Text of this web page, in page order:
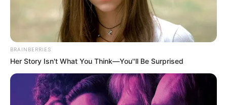
BRAINBERRIES
Her Story Isn't What You Think—You''ll Be Surprised